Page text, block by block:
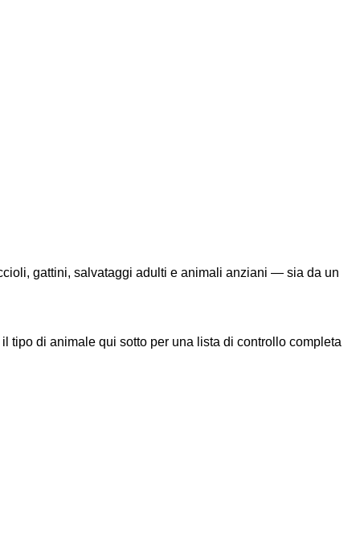
gattini, salvataggi adulti e animali anziani — sia da un
tipo di animale qui sotto per una lista di controllo completa